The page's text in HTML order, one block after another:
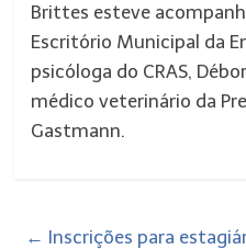
Brittes esteve
Escritório Municipal da
psicóloga do CRAS,
médico veterinário da
Gastmann.
← ​Inscrições para